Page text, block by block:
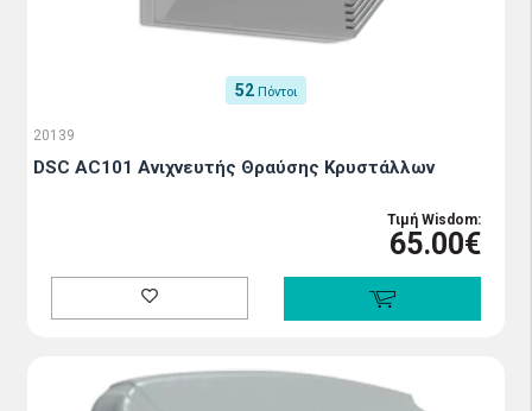
52 Πόντοι
20139
DSC AC101 Ανιχνευτής Θραύσης Κρυστάλλων
Τιμή Wisdom:
65.00€